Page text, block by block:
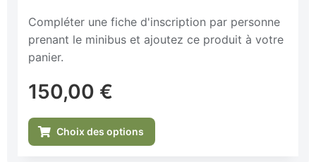
Compléter une fiche d'inscription par personne
prenant le minibus et ajoutez ce produit à votre
panier.
150,00 €
Choix des options